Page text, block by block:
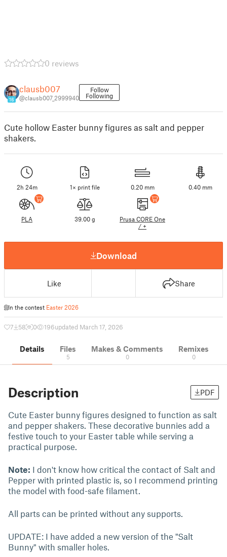
0 reviews
16
clausb007
@clausb007_2999940
Follow
Following
Cute hollow Easter bunny figures as salt and pepper
shakers.
2h 24m 1× print file 0.20 mm 0.40 mm
PLA 39.00 g
Prusa CORE One
/ +
Download
Like Share
In the contest Easter 2026
7 58 0 196updated March 17, 2026
Details Files
5
Makes & Comments
0
Remixes
0
Description PDF
Cute Easter bunny figures designed to function as salt
and pepper shakers. These decorative bunnies add a
festive touch to your Easter table while serving a
practical purpose.
Note: I don't know how critical the contact of Salt and
Pepper with printed plastic is, so I recommend printing
the model with food-safe filament.
All parts can be printed without any supports.
UPDATE: I have added a new version of the "Salt
Bunny" with smaller holes.